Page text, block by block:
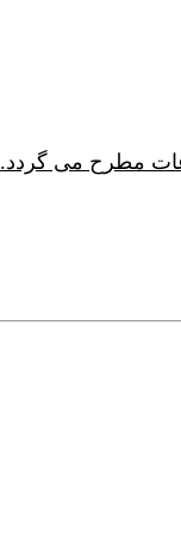
مطرح می گردد.